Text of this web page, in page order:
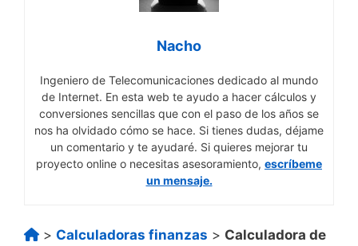
Nacho
Ingeniero de Telecomunicaciones dedicado al mundo
de Internet. En esta web te ayudo a hacer cálculos y
conversiones sencillas que con el paso de los años se
nos ha olvidado cómo se hace. Si tienes dudas, déjame
un comentario y te ayudaré. Si quieres mejorar tu
proyecto online o necesitas asesoramiento, escríbeme
un mensaje.
> Calculadoras finanzas > Calculadora de